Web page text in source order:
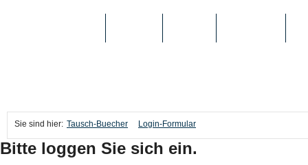
Sie sind hier: Tausch-Buecher Login-Formular
Bitte loggen Sie sich ein.